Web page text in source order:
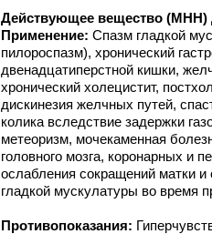
Действующее вещество (МНН)
Применение: Спазм гладкой
пилороспазм), хронический
двенадцатиперстной кишки,
хронический холецистит,
дискинезия желчных путей,
колика вследствие задержки
метеоризм, мочекаменная
головного мозга, коронарных и
ослабления сокращений матки
гладкой мускулатуры во время
Противопоказания: